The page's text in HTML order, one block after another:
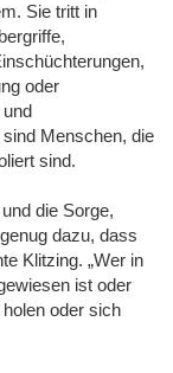
Sie tritt in
oder
Menschen, die
sind.
die Sorge,
dazu, dass
Klitzing. „Wer in
ist oder
oder sich